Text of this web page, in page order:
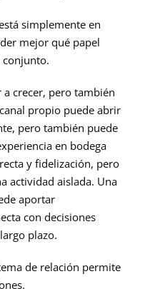
simplemente en
mejor qué papel
conjunto.
crecer, pero también
propio puede abrir
pero también puede
en bodega
y fidelización, pero
actividad aislada. Una
aportar
con decisiones
plazo.
de relación permite